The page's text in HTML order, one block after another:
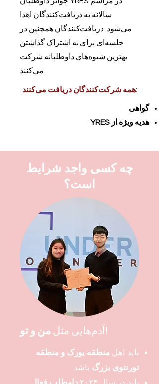
سالانه به دریافت‌کنندگان اهدا
می‌شود. دریافت‌کنندگان همچنین در
جلسه‌ای برای به اشتراک گذاشتن
بهترین شیوه‌های داوطلبانه شرکت
همه شرکت‌کنندگان دریافت می‌کنند:
گواهی
هدیه ویژه از YRES
چه کسی واجد شرایط
است؟
آدم‌هایی مثل من و تو!
باید اهل منطقه یورک و منطقه
تورنتوی بزرگ باشد